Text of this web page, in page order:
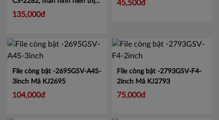
lớn tiện lợi.
135,000đ
45,500đ
File còng bật -2695GSV-A4S-
3inch Mã KJ2695
104,000đ
File còng bật -2793GSV-F4-
2inch Mã KJ2793
75,000đ